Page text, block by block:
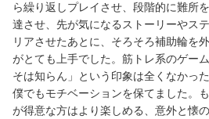
ら繰り返しプレイさせ、段階的に難所
達させ、先が気になるストーリーやス
リアさせたあとに、そろそろ補助輪を
がとても上手でした。筋トレ系のゲー
そは知らん」という印象は全くなかっ
僕でもモチベーションを保てました。
が得意な方はより楽しめる、意外と懐